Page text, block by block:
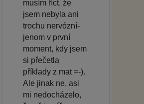
musím říct, že
jsem nebyla ani
trochu nervózní-
jenom v první
moment, kdy jsem
si přečetla
příklady z mat =-).
Ale jinak ne, asi
mi nedocházelo,